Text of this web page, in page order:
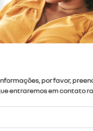
por favor,
entraremos em contato